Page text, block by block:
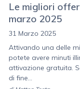
Le migliori
marzo 2025
31 Marzo 2025
Attivando una delle
potete avere minuti
attivazione gratuita.
di fine...